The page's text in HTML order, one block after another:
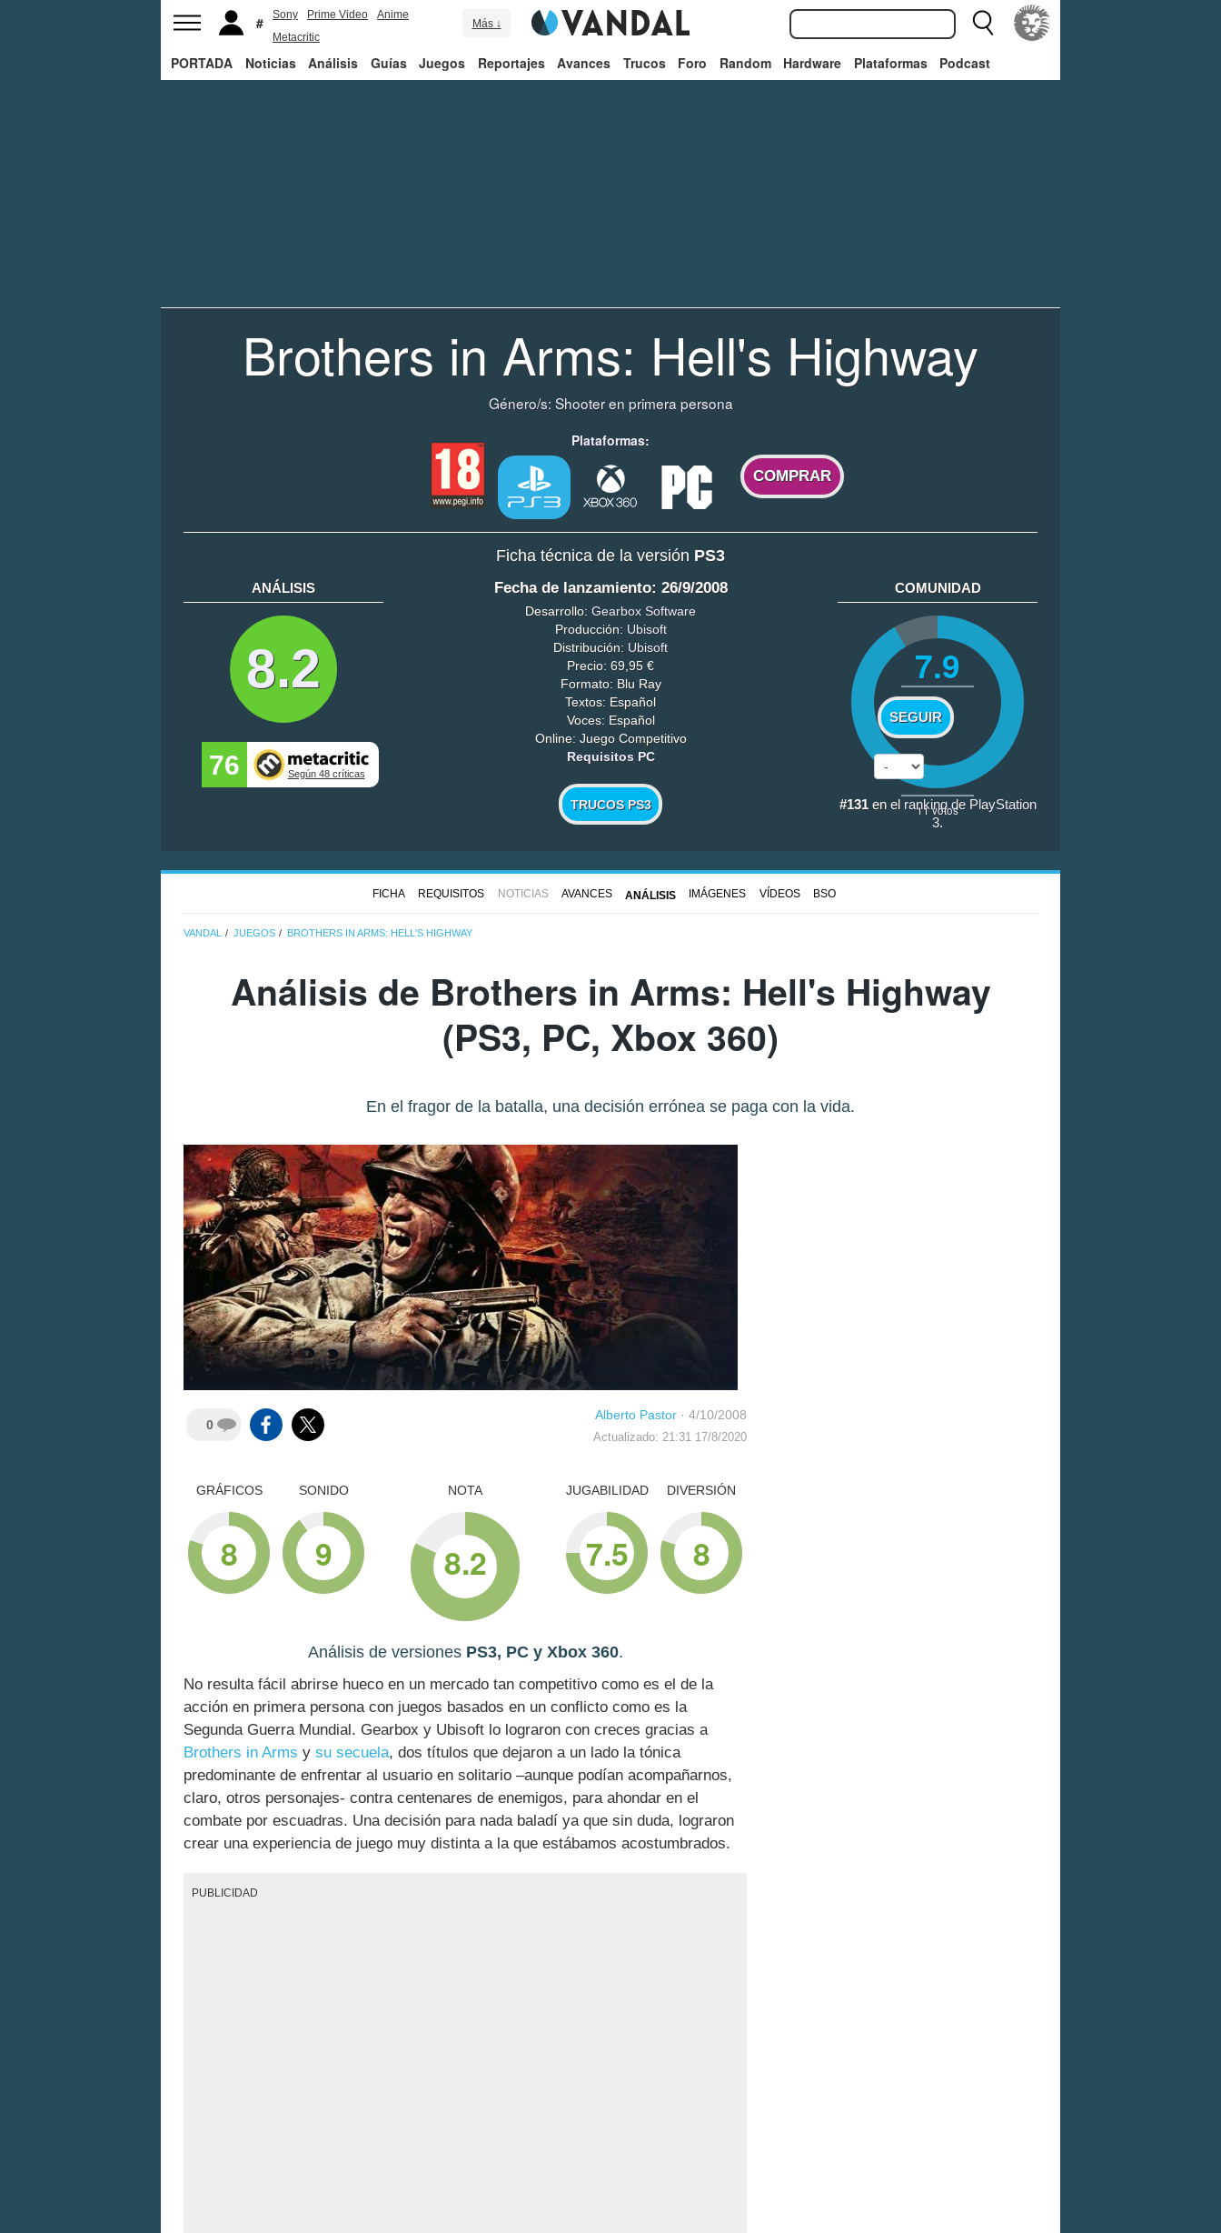
Sony Prime Video
Anime
Metacritic
Más ↓
PORTADA Noticias Análisis Guías Juegos Reportajes Avances Trucos Foro Random Hardware Plataformas Podcast
Brothers in Arms: Hell's Highway
Género/s: Shooter en primera persona
Plataformas:
COMPRAR
Ficha técnica de la versión PS3
ANÁLISIS
8.2
76 Según 48 críticas
Fecha de lanzamiento: 26/9/2008
Desarrollo: Gearbox Software
Producción: Ubisoft
Distribución: Ubisoft
Precio: 69,95 €
Formato: Blu Ray
Textos: Español
Voces: Español
Online: Juego Competitivo
Requisitos PC
TRUCOS PS3
COMUNIDAD
7.9
SEGUIR
11votos
#131en el ranking de PlayStation
3.
FICHA REQUISITOS NOTICIAS AVANCES ANÁLISIS IMÁGENES VÍDEOS BSO
VANDAL JUEGOS BROTHERS IN ARMS: HELL'S HIGHWAY
Análisis de Brothers in Arms: Hell's Highway
(PS3, PC, Xbox 360)
En el fragor de la batalla, una decisión errónea se paga con la vida.
0
Alberto Pastor · 4/10/2008
Actualizado: 21:31 17/8/2020
GRÁFICOS
8
SONIDO
9
NOTA
8.2
DIVERSIÓN
8
JUGABILIDAD
7.5
Análisis de versiones PS3, PC y Xbox 360.
No resulta fácil abrirse hueco en un mercado tan competitivo como es el de la
acción en primera persona con juegos basados en un conflicto como es la
Segunda Guerra Mundial. Gearbox y Ubisoft lo lograron con creces gracias a
Brothers in Arms y su secuela, dos títulos que dejaron a un lado la tónica
predominante de enfrentar al usuario en solitario –aunque podían acompañarnos,
claro, otros personajes- contra centenares de enemigos, para ahondar en el
combate por escuadras. Una decisión para nada baladí ya que sin duda, lograron
crear una experiencia de juego muy distinta a la que estábamos acostumbrados.
PUBLICIDAD